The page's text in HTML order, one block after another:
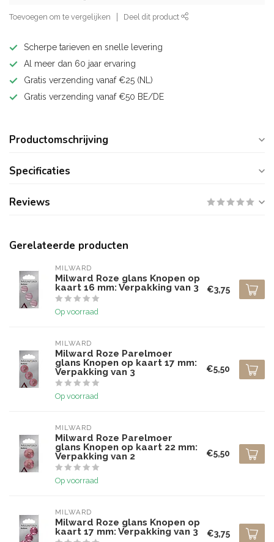
Toevoegen om te vergelijken Deel dit product
Scherpe tarieven en snelle levering
Al meer dan 60 jaar ervaring
Gratis verzending vanaf €25 (NL)
Gratis verzending vanaf €50 BE/DE
Productomschrijving
Specificaties
Reviews
Gerelateerde producten
MILWARD
Milward Roze glans Knopen op
kaart 16 mm: Verpakking van 3
Op voorraad
€3,75
MILWARD
Milward Roze Parelmoer
glans Knopen op kaart 17 mm:
Verpakking van 3
Op voorraad
€5,50
MILWARD
Milward Roze Parelmoer
glans Knopen op kaart 22 mm:
Verpakking van 2
Op voorraad
€5,50
MILWARD
Milward Roze glans Knopen op
kaart 17 mm: Verpakking van 3
€3,75